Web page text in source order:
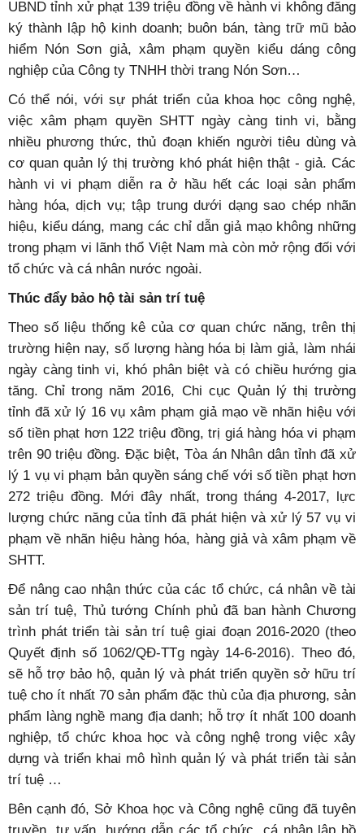
nhiều cơ sở, cá nhân kinh doanh hàng nhái. Đặc biệt, có
đơn vị, cá nhân đã bị xử phạt với số tiền lên đến hàng
trăm triệu đồng như trường hợp gần đây nhất là của một
hộ kinh doanh ở phường Tân Lập (TP. Buôn Ma Thuột) bị
UBND tỉnh xử phạt 139 triệu đồng về hành vi không đăng
ký thành lập hộ kinh doanh; buôn bán, tàng trữ mũ bảo
hiểm Nón Sơn giả, xâm phạm quyền kiểu dáng công
nghiệp của Công ty TNHH thời trang Nón Sơn…
Có thể nói, với sự phát triển của khoa học công nghệ,
việc xâm phạm quyền SHTT ngày càng tinh vi, bằng
nhiều phương thức, thủ đoạn khiến người tiêu dùng và
cơ quan quản lý thị trường khó phát hiện thật - giả. Các
hành vi vi phạm diễn ra ở hầu hết các loại sản phẩm
hàng hóa, dịch vụ; tập trung dưới dạng sao chép nhãn
trong phạm vi lãnh thổ Việt Nam mà còn mở rộng đối với
tổ chức và cá nhân nước ngoài.
Thúc đẩy bảo hộ tài sản trí tuệ
Theo số liệu thống kê của cơ quan chức năng, trên thị
trường hiện nay, số lượng hàng hóa bị làm giả, làm nhái
ngày càng tinh vi, khó phân biệt và có chiều hướng gia
tăng. Chỉ trong năm 2016, Chi cục Quản lý thị trường
tỉnh đã xử lý 16 vụ xâm phạm giả mạo về nhãn hiệu với
số tiền phạt hơn 122 triệu đồng, trị giá hàng hóa vi phạm
trên 90 triệu đồng. Đặc biệt, Tòa án Nhân dân tỉnh đã xử
lý 1 vụ vi phạm bản quyền sáng chế với số tiền phạt hơn
272 triệu đồng. Mới đây nhất, trong tháng 4-2017, lực
lượng chức năng của tỉnh đã phát hiện và xử lý 57 vụ vi
phạm về nhãn hiệu hàng hóa, hàng giả và xâm phạm về
SHTT.
Để nâng cao nhận thức của các tổ chức, cá nhân về tài
sản trí tuệ, Thủ tướng Chính phủ đã ban hành Chương
trình phát triển tài sản trí tuệ giai đoạn 2016-2020 (theo
Quyết định số 1062/QĐ-TTg ngày 14-6-2016). Theo đó,
sẽ hỗ trợ bảo hộ, quản lý và phát triển quyền sở hữu trí
tuệ cho ít nhất 70 sản phẩm đặc thù của địa phương, sản
phẩm làng nghề mang địa danh; hỗ trợ ít nhất 100 doanh
nghiệp, tổ chức khoa học và công nghệ trong việc xây